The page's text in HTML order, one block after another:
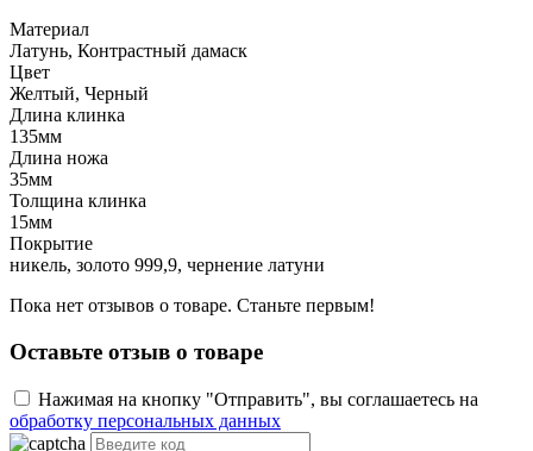
Материал
Латунь, Контрастный дамаск
Цвет
Желтый, Черный
Длина клинка
135мм
Длина ножа
35мм
Толщина клинка
15мм
Покрытие
никель, золото 999,9, чернение латуни
Пока нет отзывов о товаре. Станьте первым!
Оставьте отзыв о товаре
Нажимая на кнопку "Отправить", вы соглашаетесь на
обработку персональных данных